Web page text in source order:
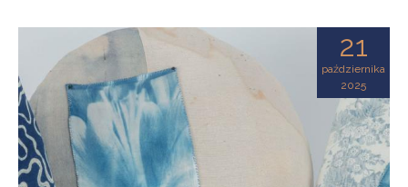
21
października
2025